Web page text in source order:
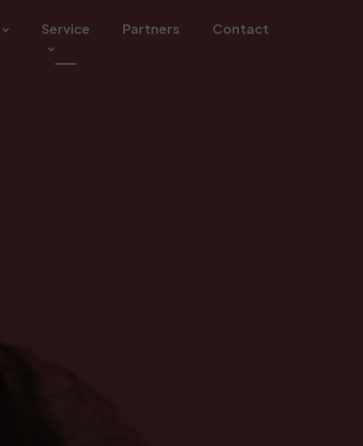
Service Partners Contact